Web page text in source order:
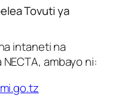
Tovuti ya
intaneti na
ambayo ni: